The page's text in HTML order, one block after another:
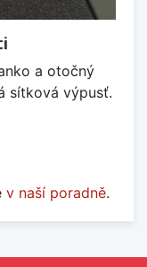
a otočný
sítková výpusť.
v naší poradně.